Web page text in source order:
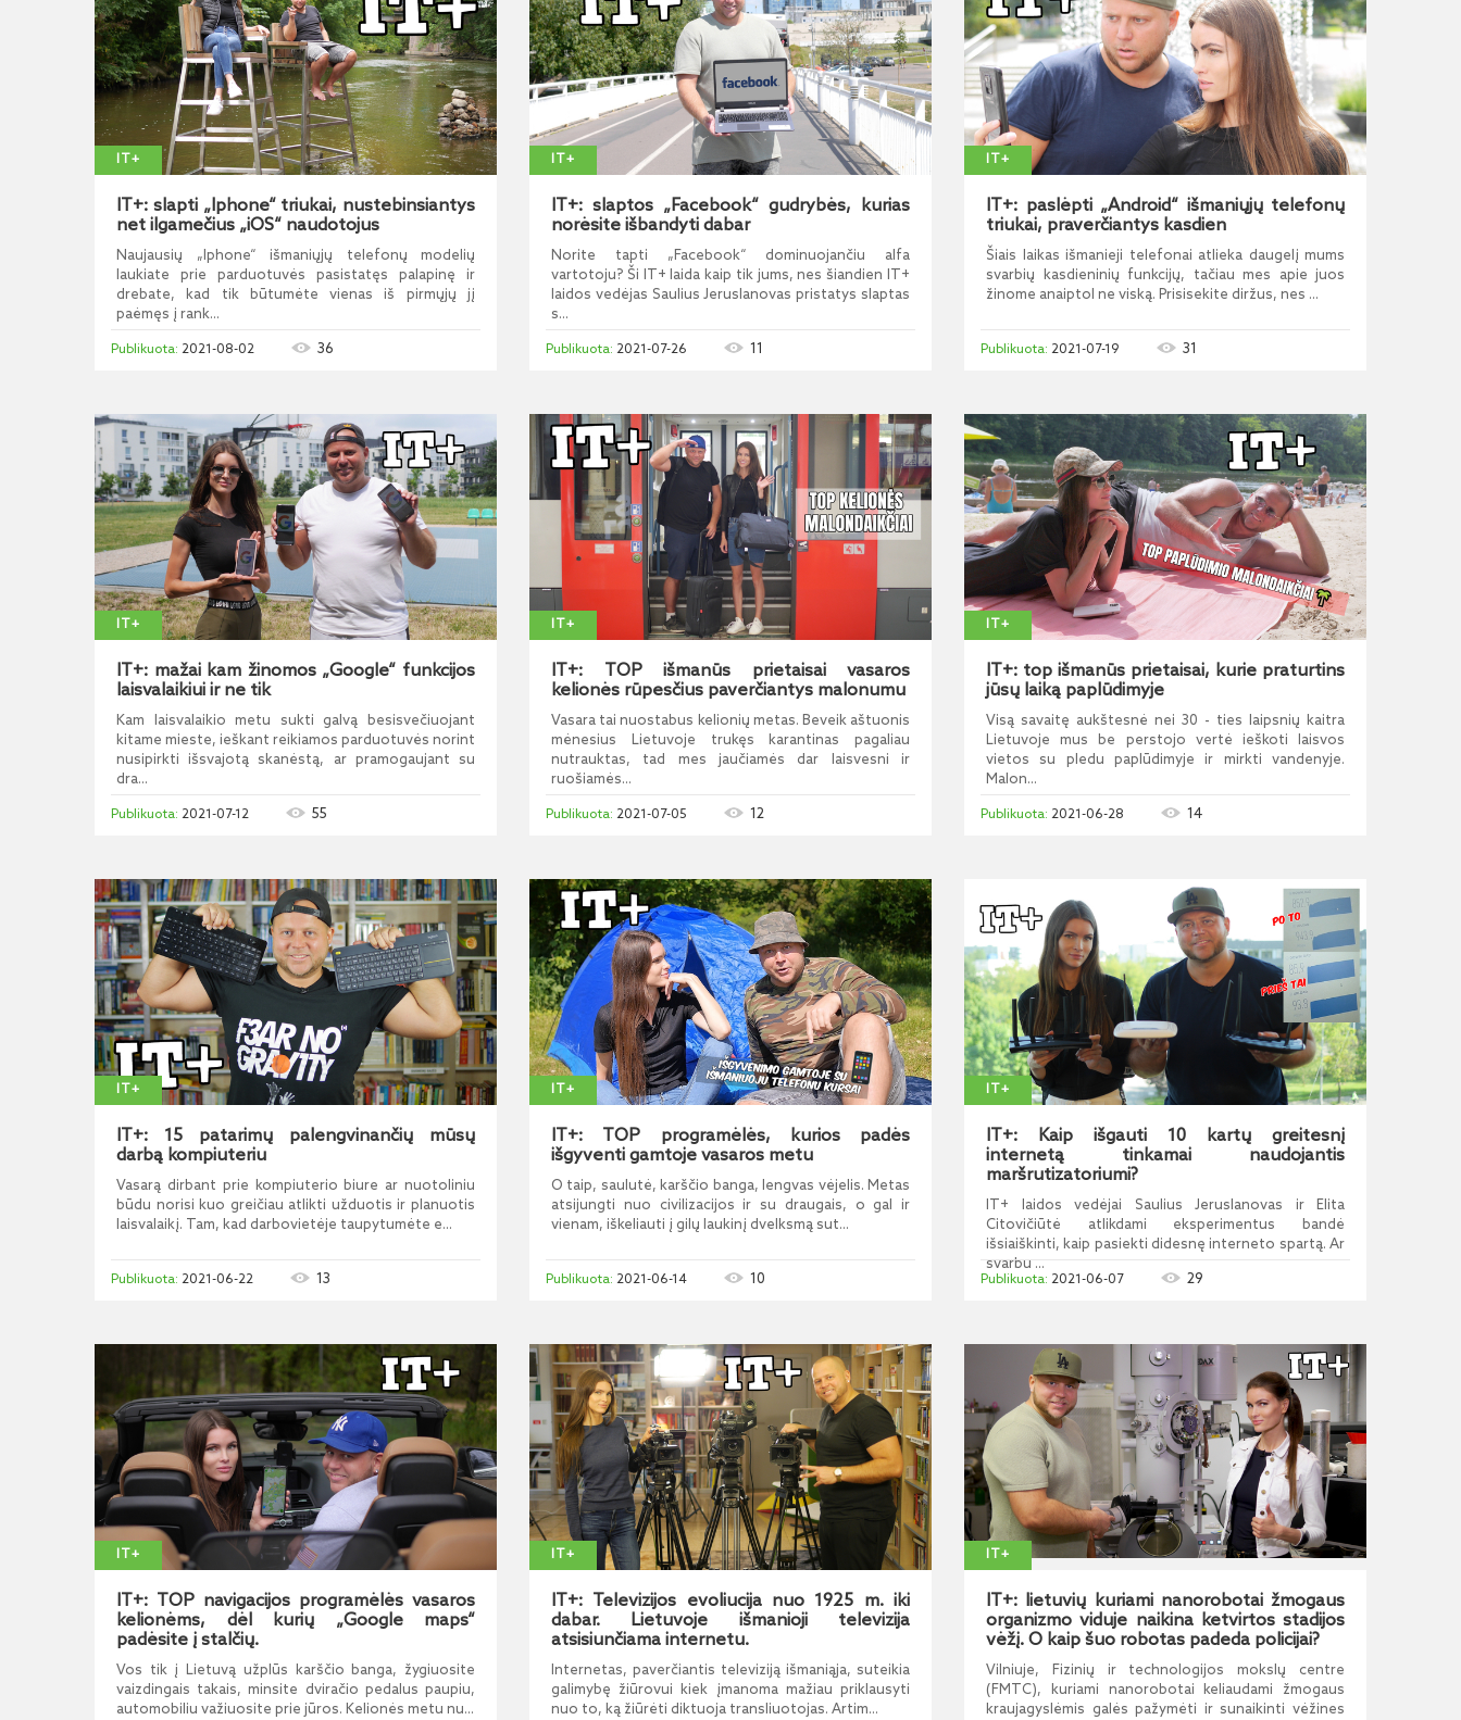
IT+
IT+: slapti „Iphone“ triukai, nustebinsiantys
net ilgamečius „iOS“ naudotojus
Naujausių „Iphone“ išmaniųjų telefonų modelių
laukiate prie parduotuvės pasistatęs palapinę ir
drebate, kad tik būtumėte vienas iš pirmųjų jį
paėmęs į rank...
2021-08-02 36
IT+
IT+: slaptos „Facebook“ gudrybės, kurias
norėsite išbandyti dabar
Norite tapti „Facebook“ dominuojančiu alfa
vartotoju? Ši IT+ laida kaip tik jums, nes šiandien IT+
laidos vedėjas Saulius Jeruslanovas pristatys slaptas
s...
2021-07-26 11
IT+
IT+: paslėpti „Android“ išmaniųjų telefonų
triukai, praverčiantys kasdien
Šiais laikas išmanieji telefonai atlieka daugelį mums
svarbių kasdieninių funkcijų, tačiau mes apie juos
žinome anaiptol ne viską. Prisisekite diržus, nes ...
2021-07-19 31
IT+
IT+: mažai kam žinomos „Google“ funkcijos
laisvalaikiui ir ne tik
Kam laisvalaikio metu sukti galvą besisvečiuojant
kitame mieste, ieškant reikiamos parduotuvės norint
nusipirkti išsvajotą skanėstą, ar pramogaujant su
dra...
2021-07-12 55
IT+
IT+: TOP išmanūs prietaisai vasaros
kelionės rūpesčius paverčiantys malonumu
Vasara tai nuostabus kelionių metas. Beveik aštuonis
mėnesius Lietuvoje trukęs karantinas pagaliau
nutrauktas, tad mes jaučiamės dar laisvesni ir
ruošiamės...
2021-07-05 12
IT+
IT+: top išmanūs prietaisai, kurie praturtins
jūsų laiką paplūdimyje
Visą savaitę aukštesnė nei 30 - ties laipsnių kaitra
Lietuvoje mus be perstojo vertė ieškoti laisvos
vietos su pledu paplūdimyje ir mirkti vandenyje.
Malon...
2021-06-28 14
IT+
IT+: 15 patarimų palengvinančių mūsų
darbą kompiuteriu
Vasarą dirbant prie kompiuterio biure ar nuotoliniu
būdu norisi kuo greičiau atlikti užduotis ir planuotis
laisvalaikį. Tam, kad darbovietėje taupytumėte e...
2021-06-22 13
IT+
IT+: TOP programėlės, kurios padės
išgyventi gamtoje vasaros metu
O taip, saulutė, karščio banga, lengvas vėjelis. Metas
atsijungti nuo civilizacijos ir su draugais, o gal ir
vienam, iškeliauti į gilų laukinį dvelksmą sut...
2021-06-14 10
IT+
IT+: Kaip išgauti 10 kartų greitesnį
internetą tinkamai naudojantis
maršrutizatoriumi?
IT+ laidos vedėjai Saulius Jeruslanovas ir Elita
Citovičiūtė atlikdami eksperimentus bandė
išsiaiškinti, kaip pasiekti didesnę interneto spartą. Ar
svarbu ...
2021-06-07 29
IT+
IT+: TOP navigacijos programėlės vasaros
kelionėms, dėl kurių „Google maps“
padėsite į stalčių.
Vos tik į Lietuvą užplūs karščio banga, žygiuosite
vaizdingais takais, minsite dviračio pedalus paupiu,
automobiliu važiuosite prie jūros. Kelionės metu nu...
IT+
IT+: Televizijos evoliucija nuo 1925 m. iki
dabar. Lietuvoje išmanioji televizija
atsisiunčiama internetu.
Internetas, paverčiantis televiziją išmaniąja, suteikia
galimybę žiūrovui kiek įmanoma mažiau priklausyti
nuo to, ką žiūrėti diktuoja transliuotojas. Artim...
IT+
IT+: lietuvių kuriami nanorobotai žmogaus
organizmo viduje naikina ketvirtos stadijos
vėžį. O kaip šuo robotas padeda policijai?
Vilniuje, Fizinių ir technologijos mokslų centre
(FMTC), kuriami nanorobotai keliaudami žmogaus
kraujagyslėmis galės pažymėti ir sunaikinti vėžines